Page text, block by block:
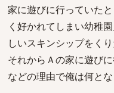
家に遊びに行っていた
く好かれてしまい幼稚
しいスキンシップをく
それからＡの家に遊び
などの理由で俺は何と